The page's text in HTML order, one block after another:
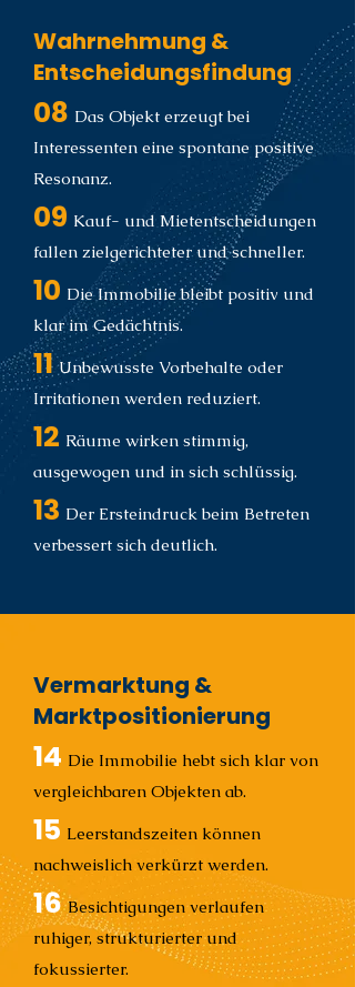
Wahrnehmung &
Entscheidungsfindung
08 Das Objekt erzeugt bei
Interessenten eine spontane positive
Resonanz.
09 Kauf- und Mietentscheidungen
fallen zielgerichteter und schneller.
10 Die Immobilie bleibt positiv und
klar im Gedächtnis.
11 Unbewusste Vorbehalte oder
Irritationen werden reduziert.
12 Räume wirken stimmig,
ausgewogen und in sich schlüssig.
13 Der Ersteindruck beim Betreten
verbessert sich deutlich.
Vermarktung &
Marktpositionierung
14 Die Immobilie hebt sich klar von
vergleichbaren Objekten ab.
15 Leerstandszeiten können
nachweislich verkürzt werden.
16Besichtigungen verlaufen
ruhiger, strukturierter und
fokussierter.